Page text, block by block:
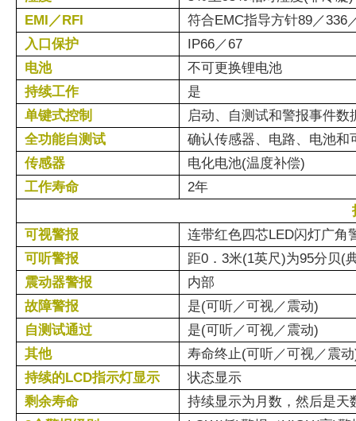
EMI／RFI
符合EMC指导方针89／336
入口保护
IP66／67
电池
不可更换锂电池
持续工作
是
单键式控制
启动、自测试和警报事件数
全功能自测试
确认传感器、电路、电池和
传感器
电化电池(温度补偿)
工作寿命
2年
可视警报
连带红色四芯LED闪灯广角
可听警报
距0．3米(1英尺)为95分贝(
震动器警报
内部
故障警报
是(可听／可视／震动)
自测试通过
是(可听／可视／震动)
其他
寿命终止(可听／可视／震
持续的LCD指示灯显示
状态显示
剩余寿命
持续显示为月数，然后是天